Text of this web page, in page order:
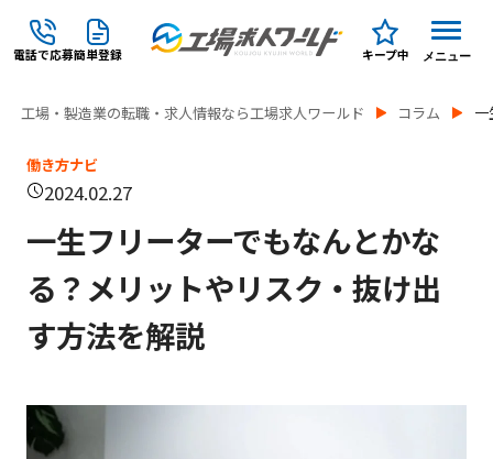
電話で応募簡単登録 キープ中 メニュー
工場・製造業の転職・求人情報なら工場求人ワールド コラム
働き方ナビ
2024.02.27
一生フリーターでもなんとかな
る？メリットやリスク・抜け出
す方法を解説